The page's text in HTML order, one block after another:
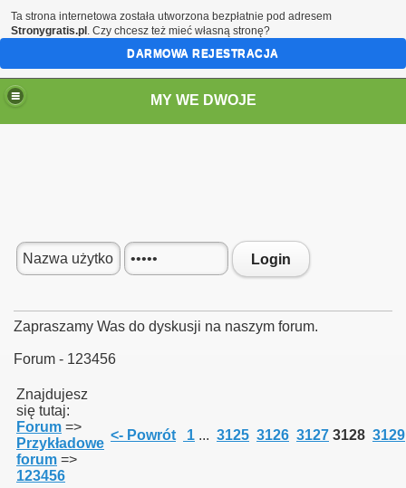
MY WE DWOJE
Login
Zapraszamy Was do dyskusji na naszym forum.
Forum - 123456
Znajdujesz
się tutaj:
Forum =>
Przykładowe
forum =>
123456
<- Powrót 1 ... 3125 3126 3127 3128 3129
Ta strona internetowa została utworzona bezpłatnie pod adresem
Stronygratis.pl . Czy chcesz też mieć własną stronę?
DARMOWA REJESTRACJA